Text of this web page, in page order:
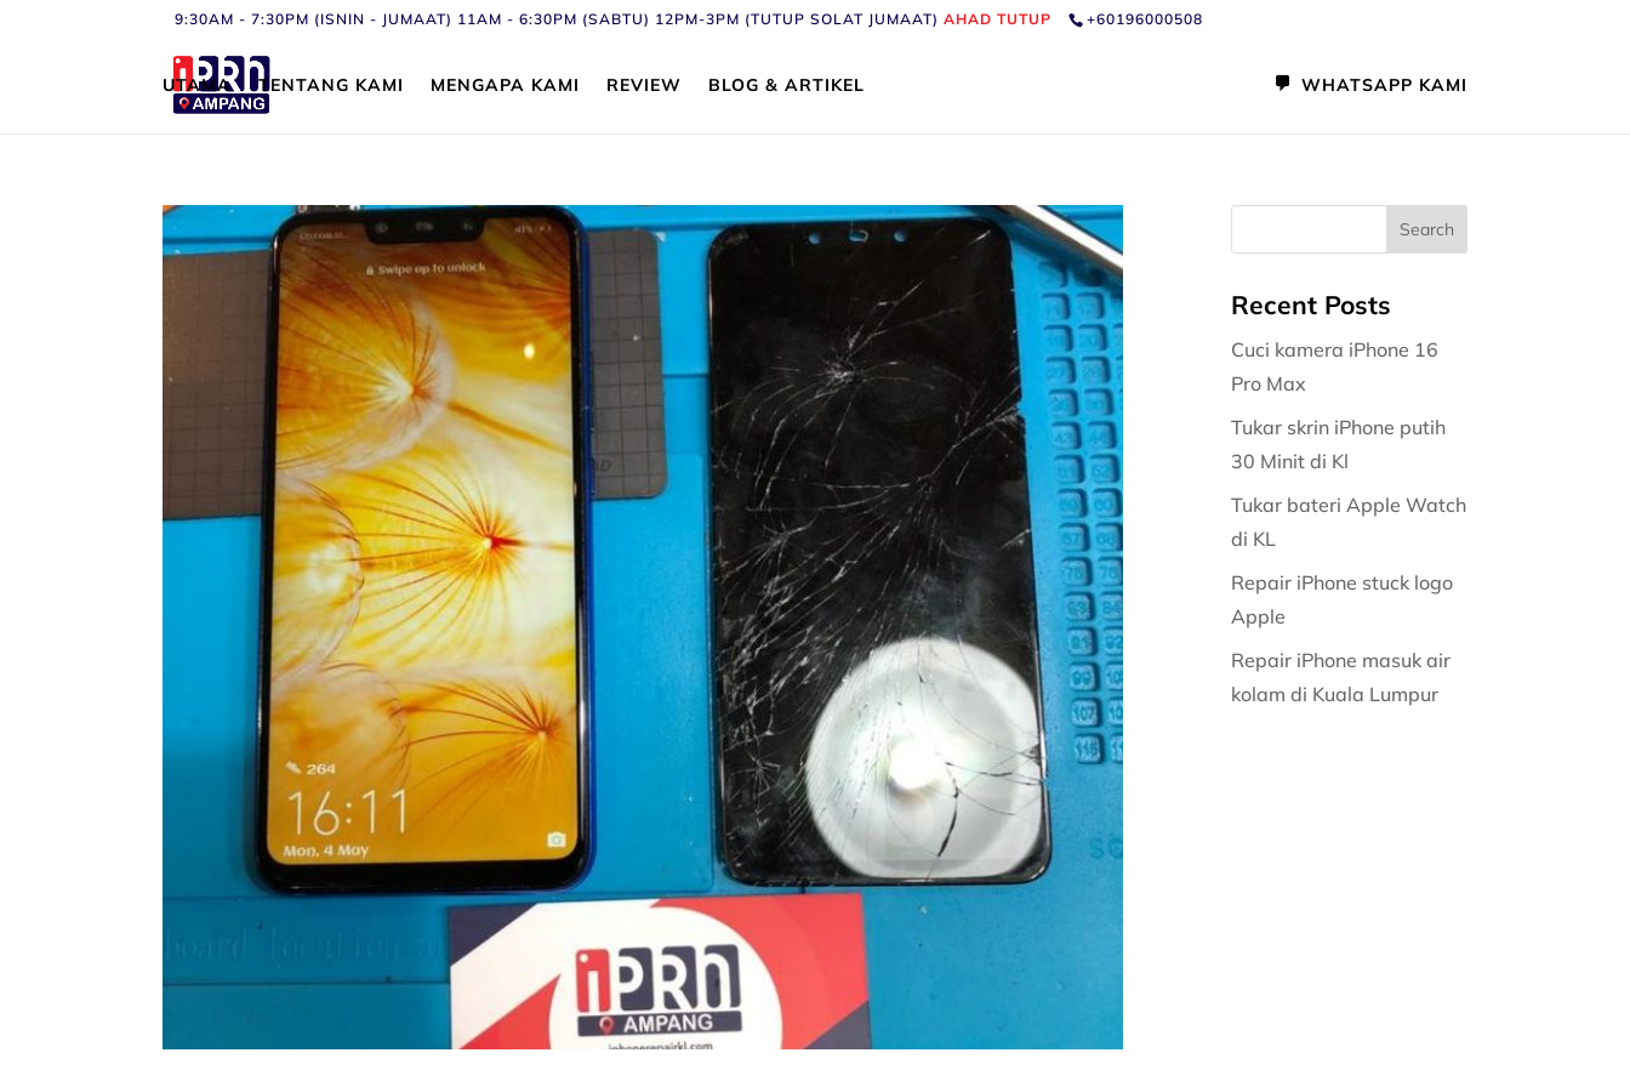
9:30AM - 7:30PM (ISNIN - JUMAAT) 11AM - 6:30PM (SABTU) 12PM-3PM (TUTUP SOLAT JUMAAT)AHAD TUTUP +60196000508
UTAMA TENTANG KAMI MENGAPA KAMI REVIEW BLOG & ARTIKEL WHATSAPP KAMI
Recent Posts
Cuci kamera iPhone 16
Pro Max
Tukar skrin iPhone putih
30 Minit di Kl
Tukar bateri Apple Watch
di KL
Repair iPhone stuck logo
Apple
Repair iPhone masuk air
kolam di Kuala Lumpur